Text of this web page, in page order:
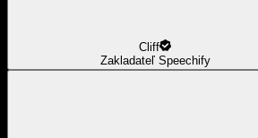
Cliff
Zakladateľ Speechify